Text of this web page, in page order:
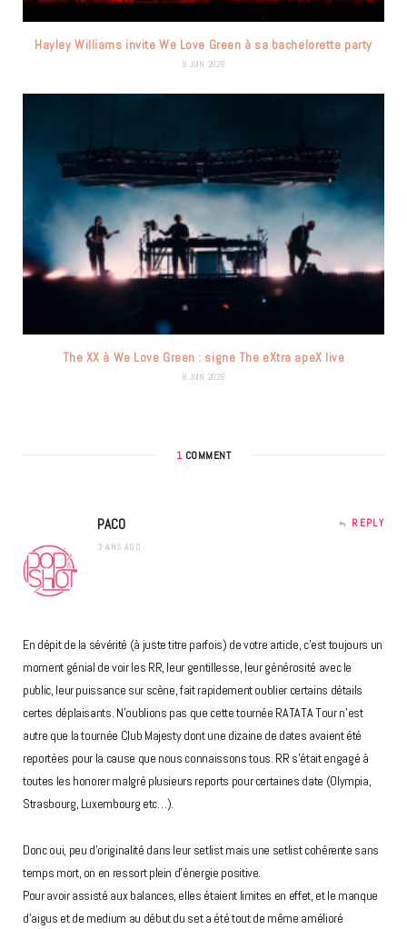
Hayley Williams invite We Love Green à sa bachelorette party
9 JUIN 2026
The XX à We Love Green : signe The eXtra apeX live
8 JUIN 2026
1COMMENT
PACO
3 ANS AGO
REPLY
En dépit de la sévérité (à juste titre parfois) de votre article, c’est toujours un
moment génial de voir les RR, leur gentillesse, leur générosité avec le
public, leur puissance sur scène, fait rapidement oublier certains détails
certes déplaisants. N’oublions pas que cette tournée RATATA Tour n’est
autre que la tournée Club Majesty dont une dizaine de dates avaient été
reportées pour la cause que nous connaissons tous. RR s’était engagé à
toutes les honorer malgré plusieurs reports pour certaines date (Olympia,
Strasbourg, Luxembourg etc…).
Donc oui, peu d’originalité dans leur setlist mais une setlist cohérente sans
temps mort, on en ressort plein d’énergie positive.
Pour avoir assisté aux balances, elles étaient limites en effet, et le manque
d’aigus et de medium au début du set a été tout de même amélioré